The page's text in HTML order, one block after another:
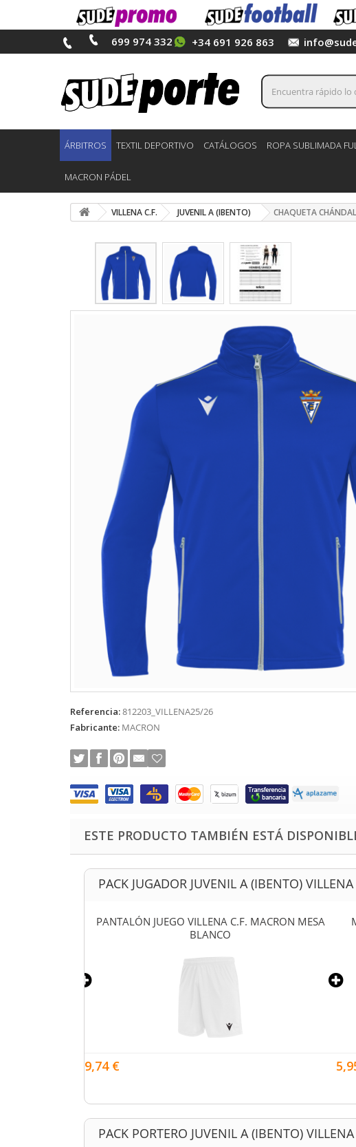
699 974 332 +34 691 926 863
ÁRBITROS TEXTIL DEPORTIVO CATÁLOGOS ROPA SUBLIMADA
MACRON PÁDEL
VILLENA C.F. JUVENIL A (IBENTO) CHAQUETA
Referencia:812203_VILLENA25/26
Fabricante: MACRON
ESTE PRODUCTO TAMBIÉN ESTÁ
PACK JUGADOR JUVENIL A (IBENTO) VILLENA
PANTALÓN JUEGO VILLENA C.F. MACRON MESA
BLANCO
9,74 €
PACK PORTERO JUVENIL A (IBENTO) VILLENA